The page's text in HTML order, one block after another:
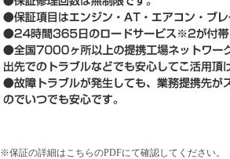
※保証の詳細はこちらのPDFにて確認してください。